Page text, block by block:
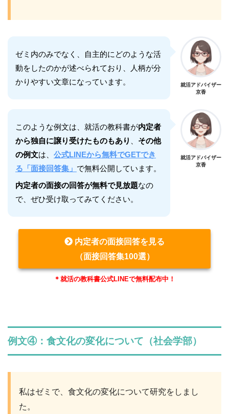
ゼミ内のみでなく、自主的にどのような活
動をしたのかが述べられており、人柄が分
かりやすい文章になっています。
就活アドバイザー
京香
このような例文は、就活の教科書が内定者
から独自に譲り受けたものもあり
その他
の例文は、 公式LINEから無料でGETでき
る「面接回答集」 で無料公開しています。
内定者の面接の回答が無料で見放題なの
で、ぜひ受け取ってみてください。
就活アドバイザー
京香
内定者の面接回答を見る
（面接回答集100選）
＊就活の教科書公式LINEで無料配布中！
例文④：食文化の変化について（社会学部）
私はゼミで、食文化の変化について研究をしまし
た。